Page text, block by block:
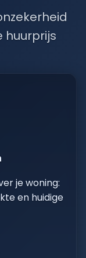
huurprijs
je woning:
en huidige